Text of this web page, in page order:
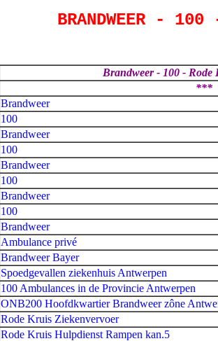
BRANDWEER - 100
Brandweer - 100 - Rode
***
Brandweer
100
Brandweer
100
Brandweer
100
Brandweer
100
Brandweer
Ambulance privé
Brandweer Bayer
Spoedgevallen ziekenhuis Antwerpen
100 Ambulances in de Provincie Antwerpen
ONB200 Hoofdkwartier Brandweer zône
Rode Kruis Ziekenvervoer
Rode Kruis Hulpdienst Rampen kan.5